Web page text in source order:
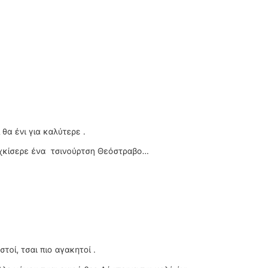
ένι για καλύτερε .
ένα τσινούρτση Θεόστραβο…
τσαι πιο αγακητοί .